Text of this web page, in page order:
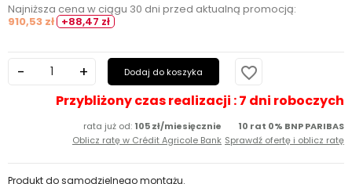
Najniższa cena w ciągu 30 dni przed aktualną promocją:
910,53 zł +88,47 zł
Dodaj do koszyka favorite_border
Przybliżony czas realizacji : 7 dni roboczych
rata już od: 105 zł/miesięcznie
Oblicz ratę w Crédit Agricole Bank
10 rat 0% BNP PARIBAS
Sprawdź ofertę i oblicz ratę
Produkt do samodzielnego montażu.